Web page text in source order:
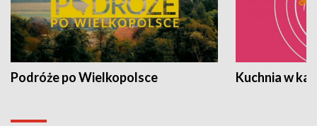
Podróże po Wielkopolsce Kuchnia w